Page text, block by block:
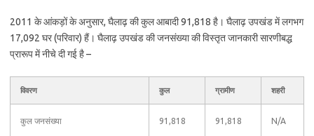
2011 के आंकड़ों के अनुसार, घैलाढ़ की कुल आबादी 91,818 है। घैलाढ़ उपखंड में लगभग
17,092 घर (परिवार) हैं। घैलाढ़ उपखंड की जनसंख्या की विस्तृत जानकारी सारणीबद्ध
प्रारूप में नीचे दी गई है –
विवरण कुल ग्रामीण शहरी
कुल जनसंख्या 91,818 91,818 N/A